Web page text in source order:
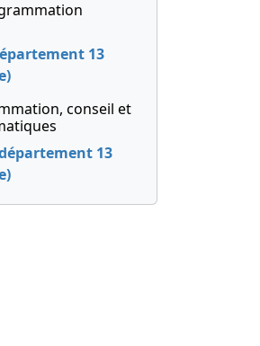
13
conseil et
13